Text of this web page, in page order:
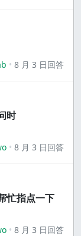
8 月 3 日回答
时
8 月 3 日回答
忙指点一下
8 月 3 日回答